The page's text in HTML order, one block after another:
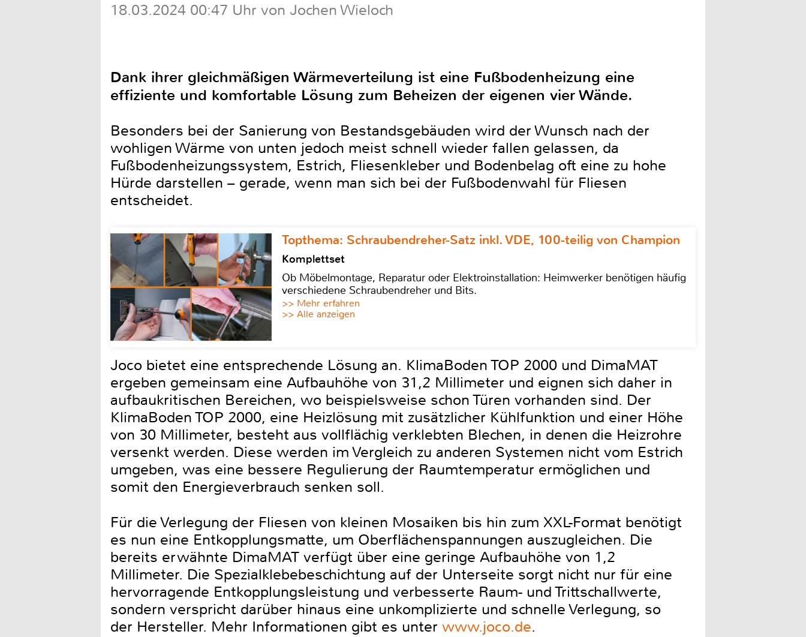
18.03.2024 00:47 Uhr von Jochen Wieloch
Dank ihrer gleichmäßigen Wärmeverteilung ist eine Fußbodenheizung eine
effiziente und komfortable Lösung zum Beheizen der eigenen vier Wände.
Besonders bei der Sanierung von Bestandsgebäuden wird der Wunsch nach der
wohligen Wärme von unten jedoch meist schnell wieder fallen gelassen, da
Fußbodenheizungssystem, Estrich, Fliesenkleber und Bodenbelag oft eine zu hohe
Hürde darstellen – gerade, wenn man sich bei der Fußbodenwahl für Fliesen
entscheidet.
Topthema: Schraubendreher-Satz inkl. VDE, 100-teilig von Champion
Komplettset
Ob Möbelmontage, Reparatur oder Elektroinstallation: Heimwerker benötigen häufig
verschiedene Schraubendreher und Bits.
>> Mehr erfahren
>> Alle anzeigen
Joco bietet eine entsprechende Lösung an. KlimaBoden TOP 2000 und DimaMAT
ergeben gemeinsam eine Aufbauhöhe von 31,2 Millimeter und eignen sich daher in
aufbaukritischen Bereichen, wo beispielsweise schon Türen vorhanden sind. Der
KlimaBoden TOP 2000, eine Heizlösung mit zusätzlicher Kühlfunktion und einer Höhe
von 30 Millimeter, besteht aus vollflächig verklebten Blechen, in denen die Heizrohre
versenkt werden. Diese werden im Vergleich zu anderen Systemen nicht vom Estrich
umgeben, was eine bessere Regulierung der Raumtemperatur ermöglichen und
somit den Energieverbrauch senken soll.
Für die Verlegung der Fliesen von kleinen Mosaiken bis hin zum XXL-Format benötigt
es nun eine Entkopplungsmatte, um Oberflächenspannungen auszugleichen. Die
bereits erwähnte DimaMAT verfügt über eine geringe Aufbauhöhe von 1,2
Millimeter. Die Spezialklebebeschichtung auf der Unterseite sorgt nicht nur für eine
hervorragende Entkopplungsleistung und verbesserte Raum- und Trittschallwerte,
sondern verspricht darüber hinaus eine unkomplizierte und schnelle Verlegung, so
der Hersteller. Mehr Informationen gibt es unter www.joco.de.